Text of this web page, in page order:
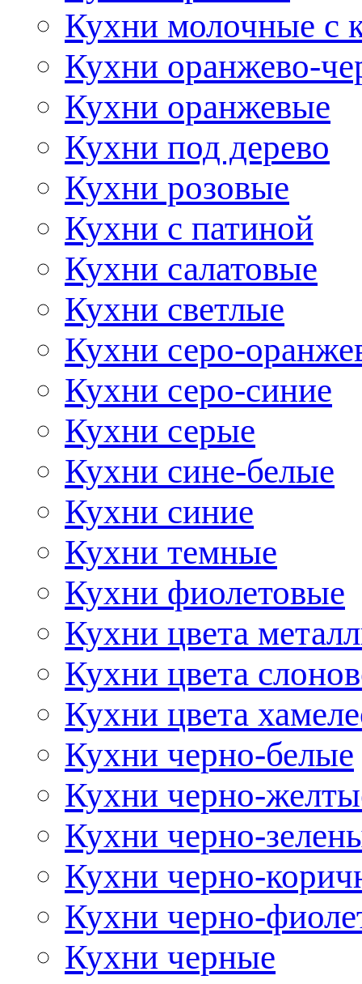
Кухни молочные с
Кухни оранжево-
Кухни оранжевые
Кухни под дерево
Кухни розовые
Кухни с патиной
Кухни салатовые
Кухни светлые
Кухни серо-
Кухни серо-синие
Кухни серые
Кухни сине-белые
Кухни синие
Кухни темные
Кухни фиолетовые
Кухни цвета
Кухни цвета
Кухни цвета
Кухни черно-белые
Кухни черно-
Кухни черно-
Кухни черно-
Кухни черно-
Кухни черные